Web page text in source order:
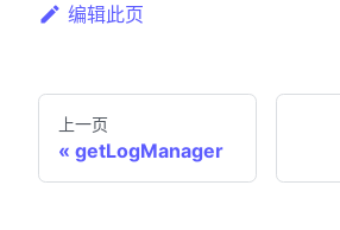
编辑此页
上一页
getLogManager